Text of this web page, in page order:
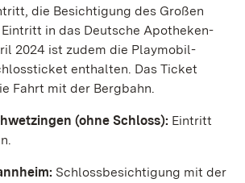
die Besichtigung des Großen
in das Deutsche Apotheken-
2024 ist zudem die Playmobil-
enthalten. Das Ticket
Fahrt mit der Bergbahn.
(ohne Schloss): Eintritt
Schlossbesichtigung mit der